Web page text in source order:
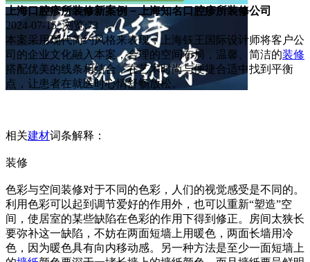
上海口腔疹所装修新案例－上海知名口腔疹所装修公司
2024-07-15 浏览:73
本案采用现代简约风格来表现，上海钰王国际设计师将客户公
司的企业文化融入本案，合理的空间布局，温馨、简洁的装修
搭配优美的线条相结合，在艺术时尚与便捷合适中找到平衡
点，让患者在就医时心情舒畅放松。
相关建材词条解释：
装修
色彩与空间装修对于不同的色彩，人们的视觉感受是不同的。
利用色彩可以起到调节爱好的作用外，也可以重新“塑造”空
间，使居室的某些缺陷在色彩的作用下得到修正。房间太狭长
要弥补这一缺陷，不妨在两面短墙上用暖色，两面长墙用冷
色，因为暖色具有向内移动感。另一种方法是至少一面短墙上